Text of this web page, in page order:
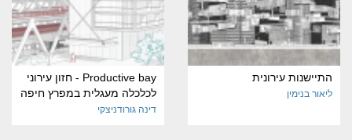
התיישנות עירונית
ליאור בנימין
Productive bay - חזון עירוני
לכלכלה מעגלית במפרץ חיפה
דינה גורודניצקי